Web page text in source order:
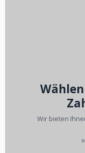
Wir bieten